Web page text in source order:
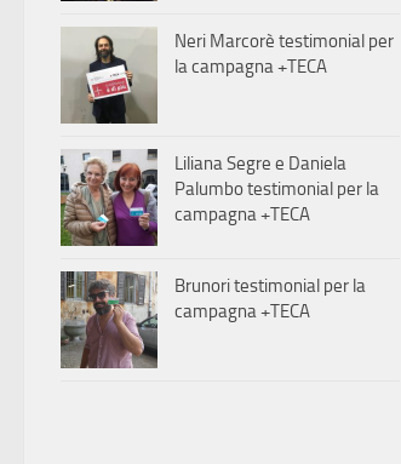
Neri Marcorè testimonial per
la campagna +TECA
Liliana Segre e Daniela
Palumbo testimonial per la
campagna +TECA
Brunori testimonial per la
campagna +TECA